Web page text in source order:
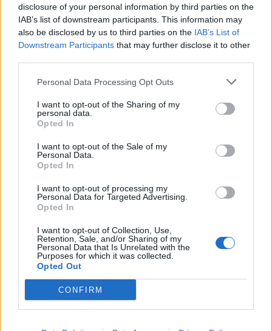
disclosure of your personal information by third parties on the
IAB’s list of downstream participants. This information may
also be disclosed by us to third parties on the IAB’s List of
Downstream Participants that may further disclose it to other
Personal Data Processing Opt Outs
I want to opt-out of the Sharing of my
personal data.
Opted In
I want to opt-out of the Sale of my
Personal Data.
Opted In
I want to opt-out of processing my
Personal Data for Targeted Advertising.
Opted In
I want to opt-out of Collection, Use,
Retention, Sale, and/or Sharing of my
Personal Data that Is Unrelated with the
Purposes for which it was collected.
Opted Out
CONFIRM
ΣΦΕΕ-EFPIA: Τα καινοτόμα
φάρμακα μείωσαν τις νοσηλείες
στην Ελλάδα με εξοικονόμηση 127
εκατ. ευρώ
10 Ιουλίου 2026
ΣΧΕΤΙΚΑ ΑΡΘΡΑ